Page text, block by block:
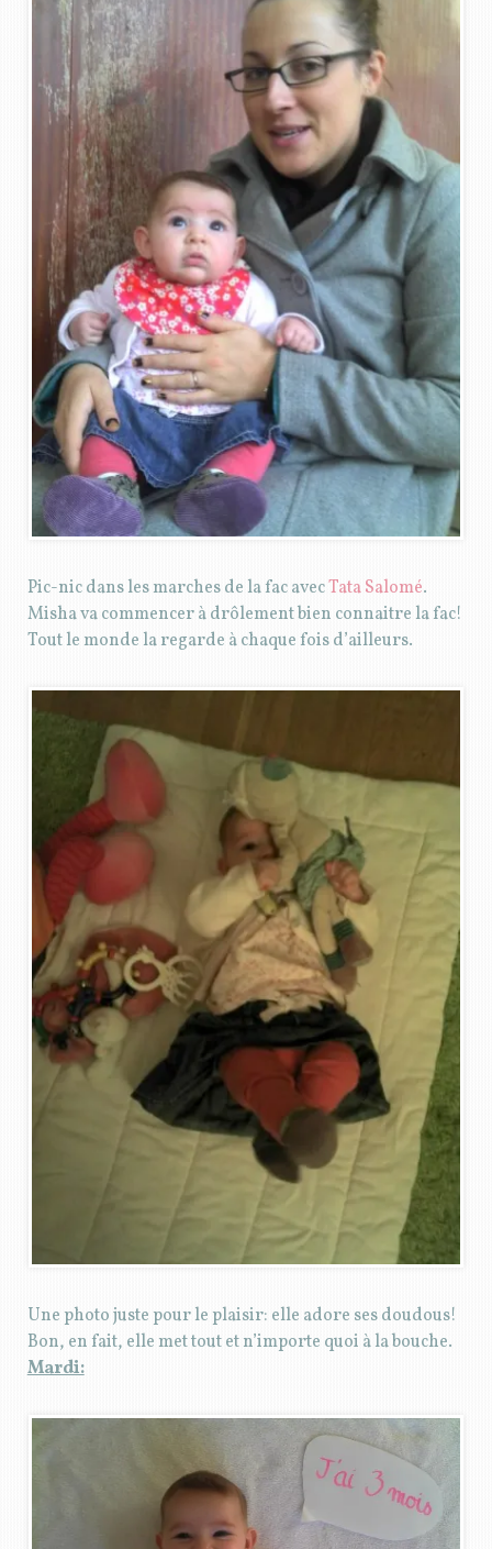
Pic-nic dans les marches de la fac avecTata Salomé.
Misha va commencer à drôlement bien connaitre la fac!
Tout le monde la regarde à chaque fois d’ailleurs.
Une photo juste pour le plaisir: elle adore ses doudous!
Bon, en fait, elle met tout et n’importe quoi à la bouche.
Mardi: